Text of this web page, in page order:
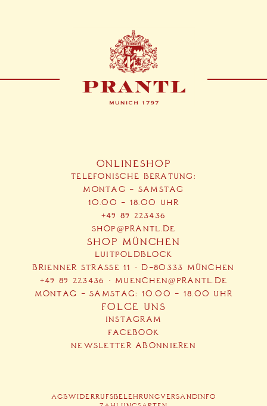
ONLINESHOP
TELEFONISCHE BERATUNG:
MONTAG – SAMSTAG
10.00 – 18.00 UHR
+49 89 223436
SHOP@PRANTL.DE
SHOP MÜNCHEN
LUITPOLDBLOCK
BRIENNER STRASSE 11 · D-80333 MÜNCHEN
+49 89 223436
· MUENCHEN@PRANTL.DE
MONTAG – SAMSTAG: 10.00 – 18.00 UHR
FOLGE UNS
INSTAGRAM
FACEBOOK
NEWSLETTER ABONNIEREN
AGBWIDERRUFSBELEHRUNGVERSANDINFO